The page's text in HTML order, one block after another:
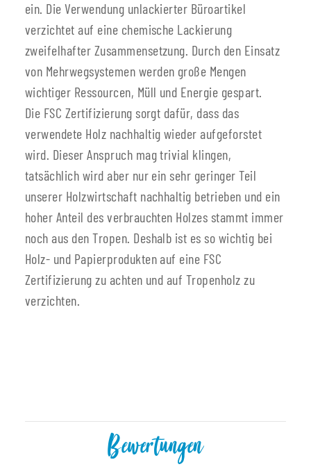
ein. Die Verwendung unlackierter Büroartikel
verzichtet auf eine chemische Lackierung
zweifelhafter Zusammensetzung. Durch den Einsatz
von Mehrwegsystemen werden große Mengen
wichtiger Ressourcen, Müll und Energie gespart.
Die FSC Zertifizierung sorgt dafür, dass das
verwendete Holz nachhaltig wieder aufgeforstet
wird. Dieser Anspruch mag trivial klingen,
tatsächlich wird aber nur ein sehr geringer Teil
unserer Holzwirtschaft nachhaltig betrieben und ein
hoher Anteil des verbrauchten Holzes stammt immer
noch aus den Tropen. Deshalb ist es so wichtig bei
Holz- und Papierprodukten auf eine FSC
Zertifizierung zu achten und auf Tropenholz zu
verzichten.
Bewertungen